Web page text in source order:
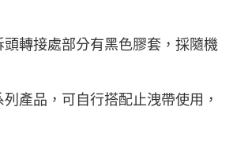
轉接處部分有黑色膠套，採隨機
產品，可自行搭配止洩帶使用，